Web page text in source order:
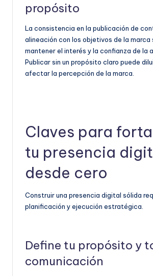
propósito
La consistencia en la publicación de
alineación con los objetivos de la marca
mantener el interés y la confianza de la
Publicar sin un propósito claro puede
afectar la percepción de la marca.
Claves para
tu presencia
desde cero
Construir una presencia digital sólida
planificación y ejecución estratégica.
Define tu propósito y
comunicación